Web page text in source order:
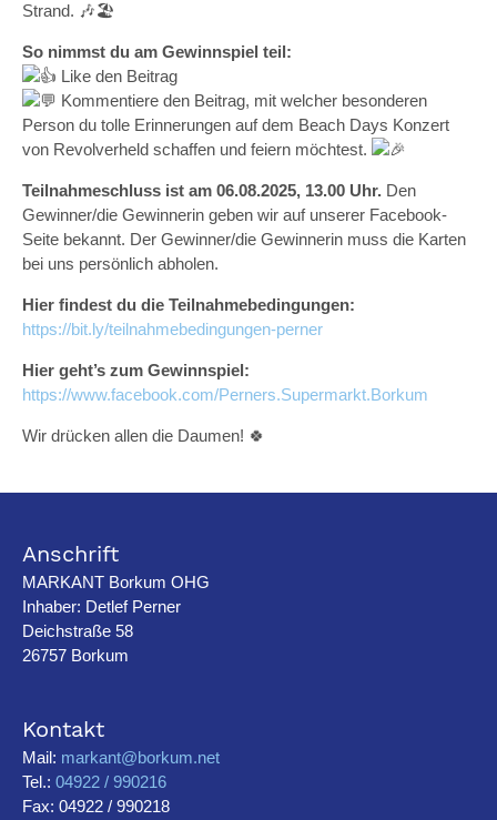
Strand. 🎶🏖️
So nimmst du am Gewinnspiel teil:
Like den Beitrag
Kommentiere den Beitrag, mit welcher besonderen
Person du tolle Erinnerungen auf dem Beach Days Konzert
von Revolverheld schaffen und feiern möchtest.
Teilnahmeschluss ist am 06.08.2025, 13.00 Uhr. Den
Gewinner/die Gewinnerin geben wir auf unserer Facebook-
Seite bekannt. Der Gewinner/die Gewinnerin muss die Karten
bei uns persönlich abholen.
Hier findest du die Teilnahmebedingungen:
https://bit.ly/teilnahmebedingungen-perner
Hier geht’s zum Gewinnspiel:
https://www.facebook.com/Perners.Supermarkt.Borkum
Wir drücken allen die Daumen! 🍀
Anschrift
MARKANT Borkum OHG
Inhaber: Detlef Perner
Deichstraße 58
26757 Borkum
Kontakt
Mail: markant@borkum.net
Tel.: 04922 / 990216
Fax: 04922 / 990218